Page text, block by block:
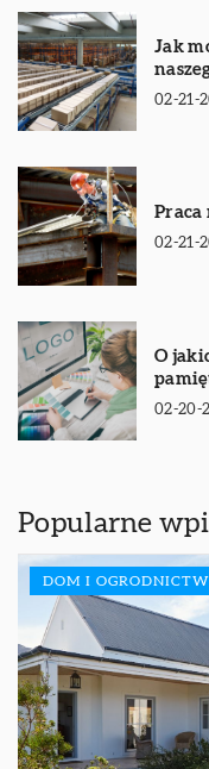
Jak
02-21-
Praca
02-21-
O
02-20-
Popularne
DOM I